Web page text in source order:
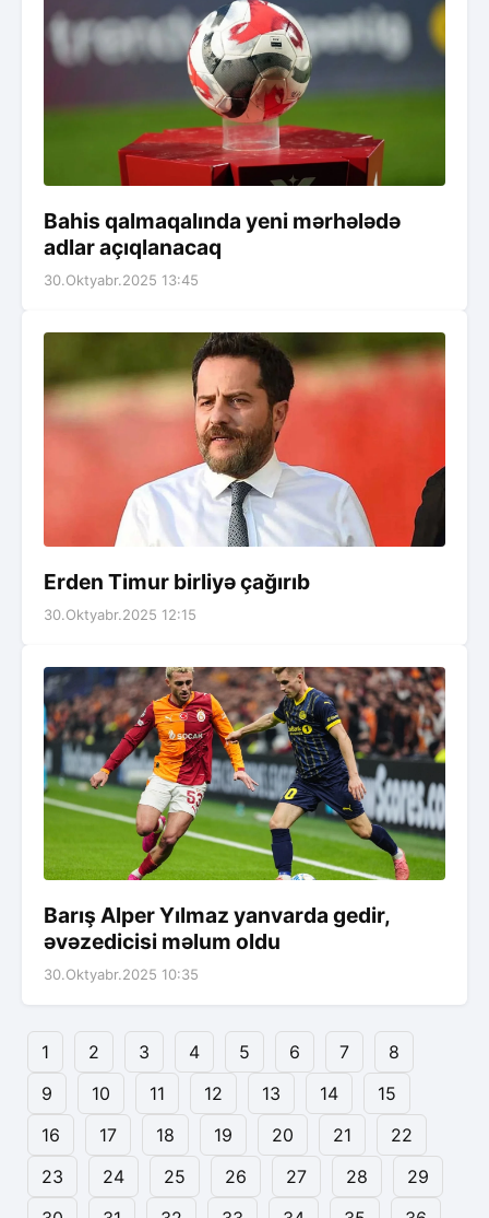
Bahis qalmaqalında yeni mərhələdə
adlar açıqlanacaq
30.Oktyabr.2025 13:45
Erden Timur birliyə çağırıb
30.Oktyabr.2025 12:15
Barış Alper Yılmaz yanvarda gedir,
əvəzedicisi məlum oldu
30.Oktyabr.2025 10:35
1 2 3 4 5 6 7
8
9
10 11 12 13 14
15
16
17 18 19 20 21
22
23
24 25 26 27 28
29